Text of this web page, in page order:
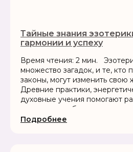
Тайные знания
гармонии и успеху
Время чтения: 2 мин. Эзотерика скрывает в себе
множество загадок, и те, кто
законы, могут изменить свою
Древние практики,
духовные учения помогают
потенциал, избавиться от...
Подробнее